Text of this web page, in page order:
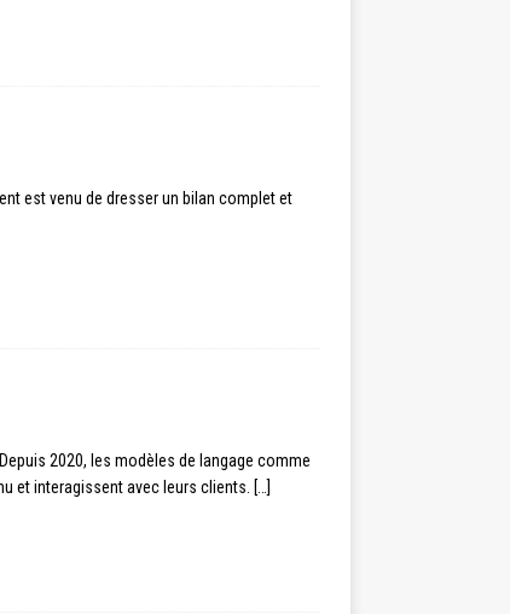
est venu de dresser un bilan complet et
2020, les modèles de langage comme
et interagissent avec leurs clients. […]